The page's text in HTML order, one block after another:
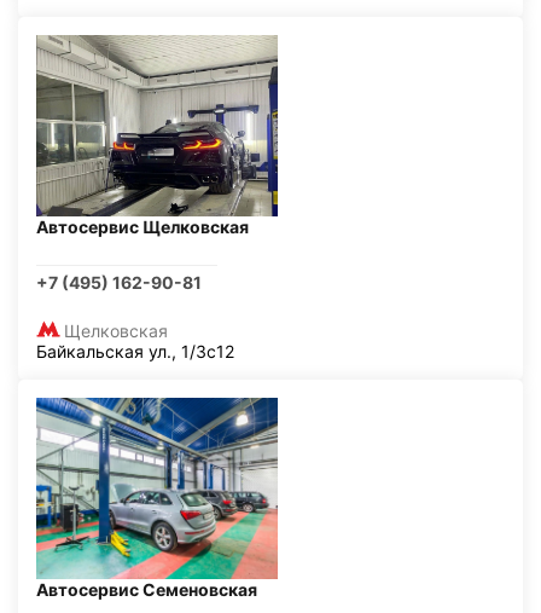
Автосервис Щелковская
+7 (495) 162-90-81
Щелковская
Байкальская ул., 1/3с12
Автосервис Семеновская